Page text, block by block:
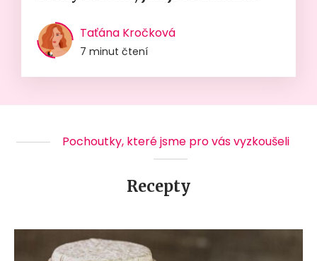
Taťána Kročková
7 minut čtení
Pochoutky, které jsme pro vás vyzkoušeli
Recepty